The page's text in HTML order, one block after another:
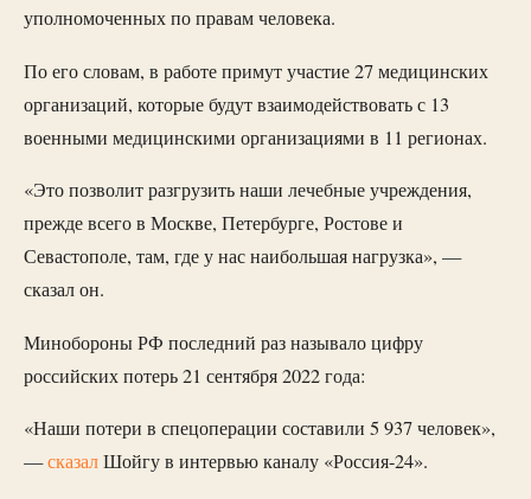
уполномоченных по правам человека.
По его словам, в работе примут участие 27 медицинских
организаций, которые будут взаимодействовать с 13
военными медицинскими организациями в 11 регионах.
«Это позволит разгрузить наши лечебные учреждения,
прежде всего в Москве, Петербурге, Ростове и
Севастополе, там, где у нас наибольшая нагрузка», —
сказал он.
Минобороны РФ последний раз называло цифру
российских потерь 21 сентября 2022 года:
«Наши потери в спецоперации составили 5 937 человек»,
—сказалШойгу в интервью каналу «Россия-24».